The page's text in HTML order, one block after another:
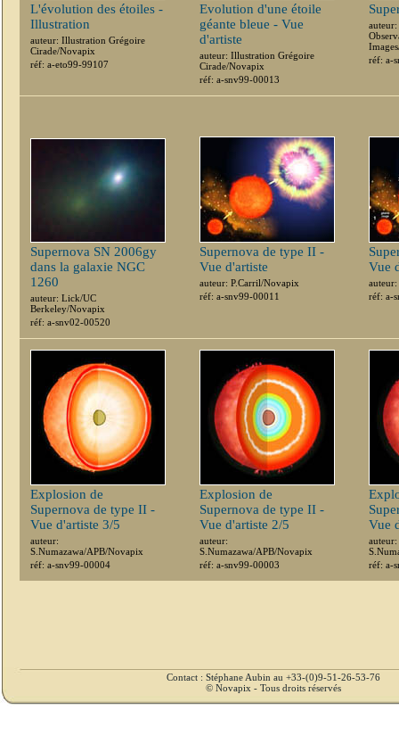
L'évolution des étoiles -
Illustration
auteur: Illustration Grégoire
Cirade/Novapix
réf: a-eto99-99107
Evolution d'une étoile
géante bleue - Vue
d'artiste
auteur: Illustration Grégoire
Cirade/Novapix
réf: a-snv99-00013
réf: a-
Supernova SN 2006gy
dans la galaxie NGC
1260
auteur: Lick/UC
Berkeley/Novapix
réf: a-snv02-00520
Supernova de type II -
Vue d'artiste
auteur: P.Carril/Novapix
réf: a-snv99-00011
Vue
réf: a-
Explosion de
Supernova de type II -
Vue d'artiste 3/5
auteur:
S.Numazawa/APB/Novapix
réf: a-snv99-00004
Explosion de
Supernova de type II -
Vue d'artiste 2/5
auteur:
S.Numazawa/APB/Novapix
réf: a-snv99-00003
Vue
auteur:
réf: a-
Contact : Stéphane Aubin au +33-(0)9-51-26-53-76
© Novapix - Tous droits réservés